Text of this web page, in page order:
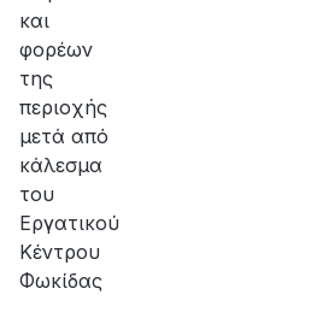
και
φορέων
της
περιοχής
μετά από
κάλεσμα
του
Εργατικού
Κέντρου
Φωκίδας